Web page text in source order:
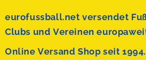
eurofussball.net versendet
Clubs und Vereinen
Online Versand Shop seit 1994.